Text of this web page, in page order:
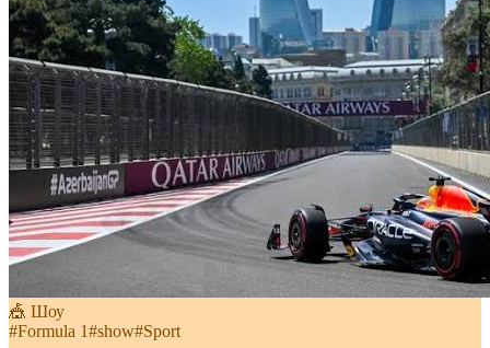
🎪 Шоу
#Formula 1#show#Sport